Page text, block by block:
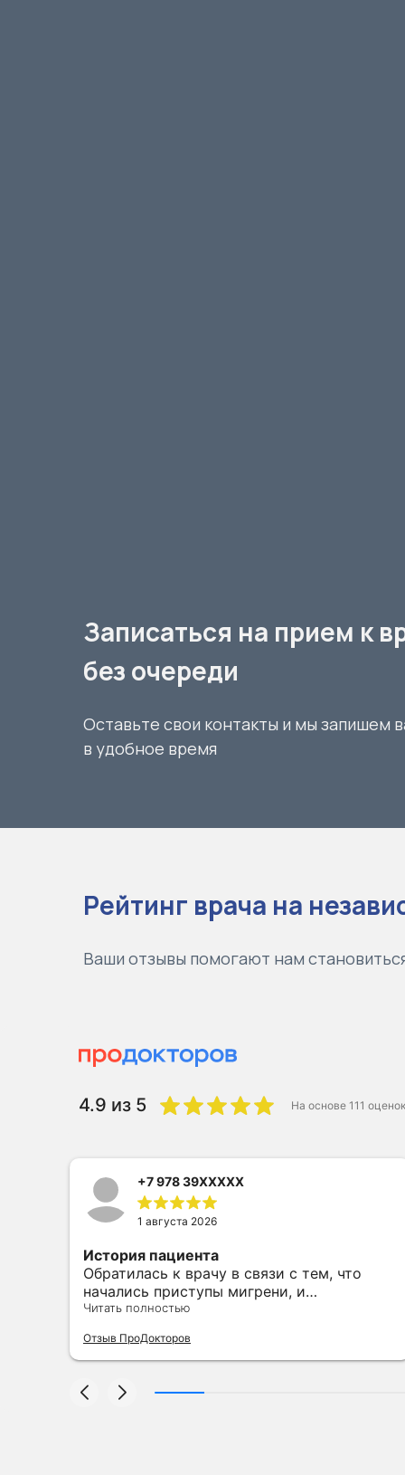
Записаться на прием к
без очереди
Оставьте свои контакты и мы запишем
в удобное время
Рейтинг врача на
Ваши отзывы помогают нам
4.9 из 5 На основе 111 оценок
+7 978 39XXXXX
1 августа 2026
История пациента
Обратилась к врачу в связи с тем, что
начались приступы мигрени, и
сопровождалось это всё
состоянием. Головокружение было
настолько сильное, что невозможно было
выйти на улицу. Врач всё тщательно узнал,
спрашивал вопросы. Назначил нужные
Читать полностью
Отзыв ПроДокторов